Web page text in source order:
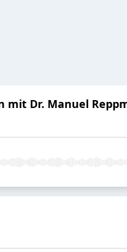
Dr. Manuel